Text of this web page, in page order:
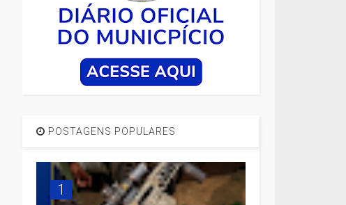
POSTAGENS POPULARES
1